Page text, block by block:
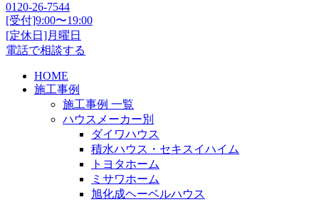
0120-26-7544
[受付]9:00〜19:00
[定休日]月曜日
電話で相談する
HOME
施工事例
施工事例 一覧
ハウスメーカー別
ダイワハウス
積水ハウス・セキスイハイム
トヨタホーム
ミサワホーム
旭化成ヘーベルハウス